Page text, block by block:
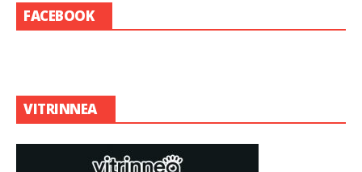
FACEBOOK
VITRINNEA